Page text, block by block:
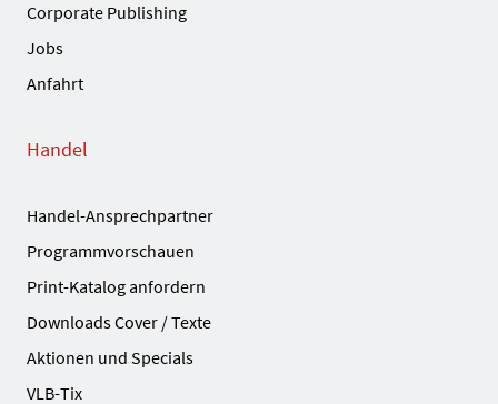
Corporate Publishing
Jobs
Anfahrt
Handel
Handel-Ansprechpartner
Programmvorschauen
Print-Katalog anfordern
Downloads Cover / Texte
Aktionen und Specials
VLB-Tix